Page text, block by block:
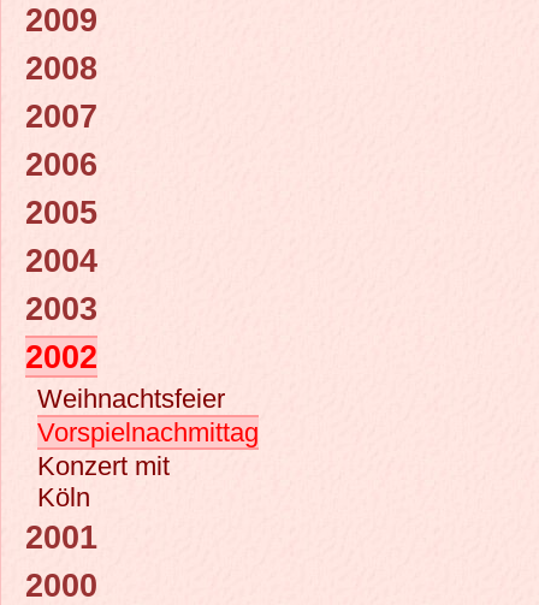
2009
2008
2007
2006
2005
2004
2003
2002
Weihnachtsfeier
Vorspielnachmittag
Konzert mit
Köln
2001
2000